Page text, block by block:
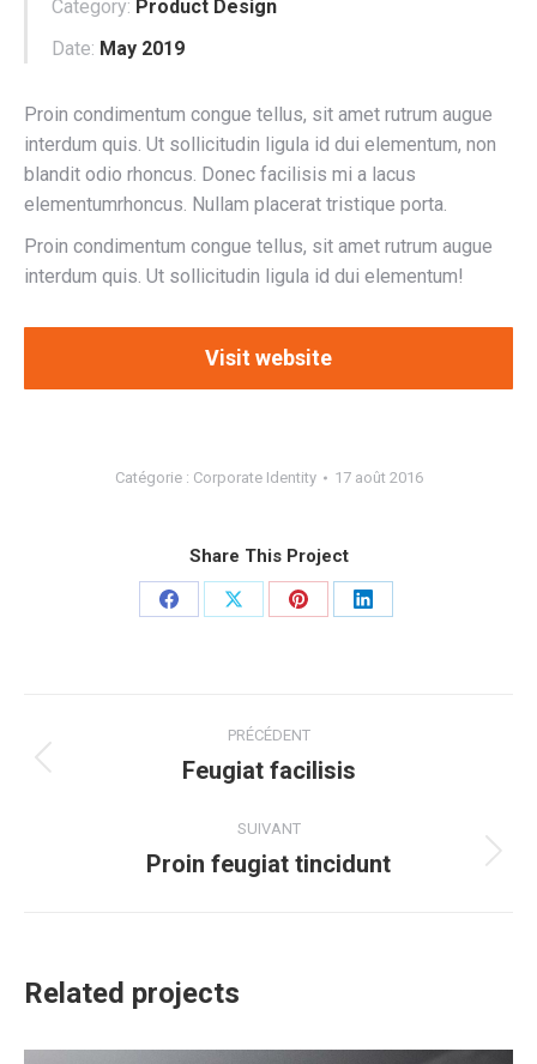
Category: Product Design
Date: May 2019
Proin condimentum congue tellus, sit amet rutrum augue
interdum quis. Ut sollicitudin ligula id dui elementum, non
blandit odio rhoncus. Donec facilisis mi a lacus
elementumrhoncus. Nullam placerat tristique porta.
Proin condimentum congue tellus, sit amet rutrum augue
interdum quis. Ut sollicitudin ligula id dui elementum!
Visit website
Catégorie : Corporate Identity 17 août 2016
Share This Project
PartagerPartagerPartagerPartager
de
commentaire
PRÉCÉDENT
Onglet
Feugiat facilisis
SUIVANT
Projets
Proin feugiat tincidunt
Related projects